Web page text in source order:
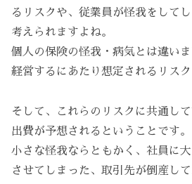
るリスクや、従業員が怪我をして
考えられますよね。
個人の保険の怪我・病気とは違い
経営するにあたり想定されるリスク
そして、これらのリスクに共通し
出費が予想されるということです。
小さな怪我ならともかく、社員に
させてしまった、取引先が倒産し